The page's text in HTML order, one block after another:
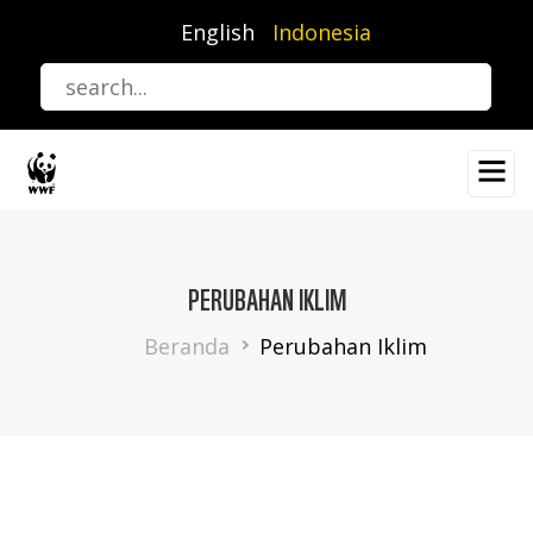
utama
English Indonesia
PERUBAHAN IKLIM
Breadcrumb
Beranda Perubahan Iklim